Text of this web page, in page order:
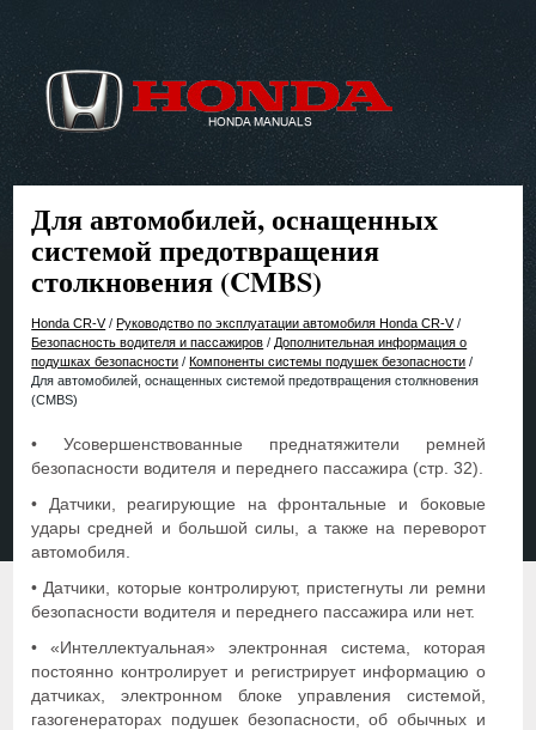
Для автомобилей, оснащенных
системой предотвращения
столкновения (CMBS)
Honda CR-V/Руководство по эксплуатации автомобиля Honda CR-V/
Безопасность водителя и пассажиров / Дополнительная информация о
подушках безопасности /Компоненты системы подушек безопасности /
Для автомобилей, оснащенных системой предотвращения столкновения
(CMBS)
• Усовершенствованные преднатяжители ремней
безопасности водителя и переднего пассажира (стр. 32).
• Датчики, реагирующие на фронтальные и боковые
удары средней и большой силы, а также на переворот
автомобиля.
• Датчики, которые контролируют, пристегнуты ли ремни
безопасности водителя и переднего пассажира или нет.
• «Интеллектуальная» электронная система, которая
постоянно контролирует и регистрирует информацию о
датчиках, электронном блоке управления системой,
газогенераторах подушек безопасности, об обычных и